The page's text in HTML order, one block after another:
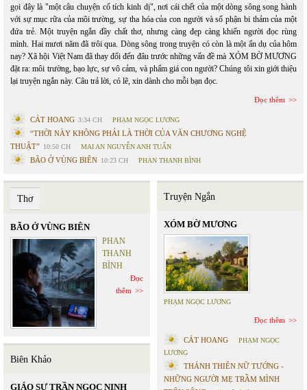
gọi đây là "một câu chuyện cổ tích kinh dị", nơi cái chết của một dòng sông song hành
với sự mục rữa của môi trường, sự tha hóa của con người và số phận bi thảm của một
đứa trẻ. Một truyện ngắn đầy chất thơ, nhưng càng đẹp càng khiến người đọc rùng
mình. Hai mươi năm đã trôi qua. Dòng sông trong truyện có còn là một ẩn dụ của hôm
nay? Xã hội Việt Nam đã thay đổi đến đâu trước những vấn đề mà XÓM BỜ MƯƠNG
đặt ra: môi trường, bạo lực, sự vô cảm, và phẩm giá con người? Chúng tôi xin giới thiệu
lại truyện ngắn này. Câu trả lời, có lẽ, xin dành cho mỗi bạn đọc.
Đọc thêm
CÁT HOANG 3:34 CH PHẠM NGỌC LƯƠNG
“THỜI NÀY KHÔNG PHẢI LÀ THỜI CỦA VĂN CHƯƠNG NGHỆ
THUẬT” 10:50 CH MAI AN NGUYỄN ANH TUẤN
BÃO Ở VÙNG BIÊN 10:23 CH PHAN THANH BÌNH
Thơ
BÃO Ở VÙNG BIÊN
PHAN
THANH
BÌNH
Đọc
thêm
Biên Khảo
GIÁO SƯ TRẦN NGỌC NINH
Truyện Ngắn
XÓM BỜ MƯƠNG
PHẠM NGỌC LƯƠNG
Đọc thêm
CÁT HOANG
PHẠM NGỌC
LƯƠNG
THÁNH THIÊN NỮ TƯỚNG -
NHỮNG NGƯỜI MẸ TRẦM MÌNH